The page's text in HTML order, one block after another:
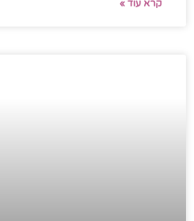
קרא עוד »